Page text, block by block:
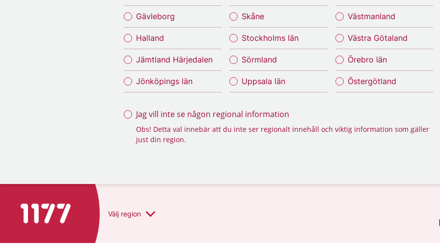
Gävleborg
Halland
Jämtland Härjedalen
Jönköpings län
Skåne
Stockholms län
Sörmland
Uppsala län
Västmanland
Västra Götaland
Örebro län
Östergötland
Jag vill inte se någon regional information
Obs! Detta val innebär att du inte ser regionalt innehåll och viktig information som gäller
just din region.
Till startsidan för 1177 Välj region